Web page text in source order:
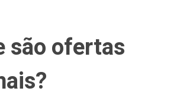
são ofertas